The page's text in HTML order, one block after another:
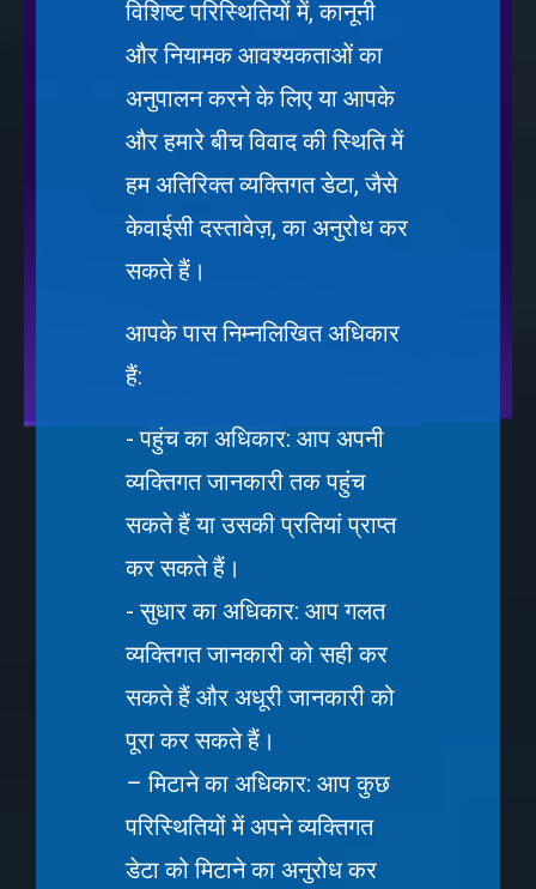
विशिष्ट परिस्थितियों में, कानूनी
और नियामक आवश्यकताओं का
अनुपालन करने के लिए या आपके
और हमारे बीच विवाद की स्थिति में
हम अतिरिक्त व्यक्तिगत डेटा, जैसे
केवाईसी दस्तावेज़, का अनुरोध कर
सकते हैं।
आपके पास निम्नलिखित अधिकार
हैं:
- पहुंच का अधिकार: आप अपनी
व्यक्तिगत जानकारी तक पहुंच
सकते हैं या उसकी प्रतियां प्राप्त
कर सकते हैं।
- सुधार का अधिकार: आप गलत
व्यक्तिगत जानकारी को सही कर
सकते हैं और अधूरी जानकारी को
पूरा कर सकते हैं।
– मिटाने का अधिकार: आप कुछ
परिस्थितियों में अपने व्यक्तिगत
डेटा को मिटाने का अनुरोध कर